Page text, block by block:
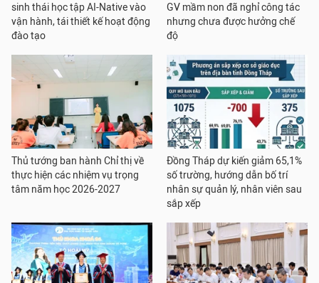
sinh thái học tập AI-Native vào
vận hành, tái thiết kế hoạt động
đào tạo
GV mầm non đã nghỉ công tác
nhưng chưa được hưởng chế
độ
Thủ tướng ban hành Chỉ thị về
thực hiện các nhiệm vụ trọng
tâm năm học 2026-2027
Đồng Tháp dự kiến giảm 65,1%
số trường, hướng dẫn bố trí
nhân sự quản lý, nhân viên sau
sắp xếp